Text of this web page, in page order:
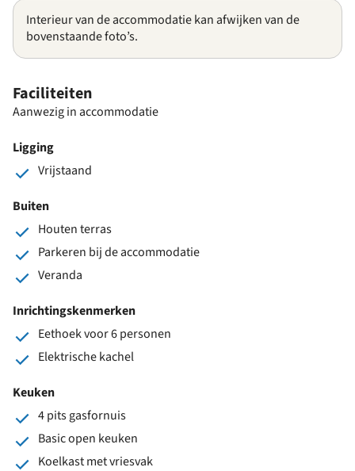
Interieur van de accommodatie kan afwijken van de
bovenstaande foto’s.
Faciliteiten
Aanwezig in accommodatie
Ligging
Vrijstaand
Buiten
Houten terras
Parkeren bij de accommodatie
Veranda
Inrichtingskenmerken
Eethoek voor 6 personen
Elektrische kachel
Keuken
4 pits gasfornuis
Basic open keuken
Koelkast met vriesvak